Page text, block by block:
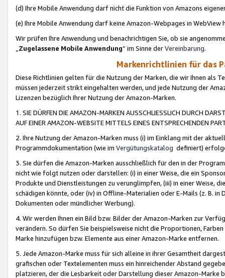
(d) Ihre Mobile Anwendung darf nicht die Funktion von Amazons
(e) Ihre Mobile Anwendung darf keine Amazon-Webpages in WebView
Wir prüfen Ihre Anwendung und benachrichtigen Sie, ob sie
„Zugelassene Mobile Anwendung“ im Sinne derVereinbarung.
Markenrichtlinien für das
Diese Richtlinien gelten für die Nutzung der Marken, die wir Ihnen als
müssen jederzeit strikt eingehalten werden, und jede Nutzung der
Lizenzen bezüglich Ihrer Nutzung der Amazon-Marken.
1. SIE DÜRFEN DIE AMAZON-MARKEN AUSSCHLIESSLICH DURCH
AUF EINER AMAZON-WEBSITE MITTELS EINES ENTSPRECHENDEN
2. Ihre Nutzung der Amazon-Marken muss (i) im Einklang mit der
Programmdokumentation (wie im Vergütungskatalog definiert)
3. Sie dürfen die Amazon-Marken ausschließlich für den in der
nicht wie folgt nutzen oder darstellen: (i) in einer Weise, die ein
Produkte und Dienstleistungen zu verunglimpfen, (iii) in einer Weise,
schädigen könnte, oder (iv) in Offline-Materialien oder E-Mails (z. B. in
Dokumenten oder mündlicher Werbung).
4. Wir werden Ihnen ein Bild bzw. Bilder der Amazon-Marken zur
verändern. So dürfen Sie beispielsweise nicht die Proportionen,
Marke hinzufügen bzw. Elemente aus einer Amazon-Marke entfernen.
5. Jede Amazon-Marke muss für sich alleine in ihrer Gesamtheit
grafischen oder Textelementen muss ein hinreichender Abstand
platzieren, der die Lesbarkeit oder Darstellung dieser Amazon-Marke